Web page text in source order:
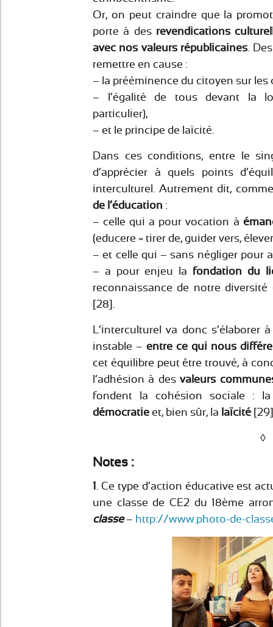
Or, on peut craindre que la
porte à desrevendications
avec nos valeurs républicaines.
remettre en cause :
– la prééminence du citoyen sur les
– l’égalité de tous devant la
particulier),
– et le principe de laïcité.
Dans ces conditions, entre le
d’apprécier à quels points
interculturel. Autrement dit,
de l’éducation :
– celle qui a pour vocation à
(educere = tirer de, guider vers,
– et celle qui – sans négliger pour
– a pour enjeu la fondation du
reconnaissance de notre diversité
[28].
L’interculturel va donc s’élaborer
instable – entre ce qui nous
cet équilibre peut être trouvé, à
l’adhésion à desvaleurs
fondent la cohésion sociale :
démocratie et, bien sûr, la laïcité
◊
Notes :
1 . Ce type d’action éducative est
une classe de CE2 du 18ème
classe– http://www.photo-de-